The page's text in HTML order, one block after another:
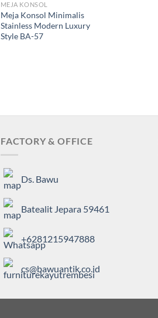
MEJA KONSOL
Meja Konsol Minimalis
Stainless Modern Luxury
Style BA-57
FACTORY & OFFICE
Ds. Bawu
Batealit Jepara 59461
+6281215947888
cs@bawuantik.co.id